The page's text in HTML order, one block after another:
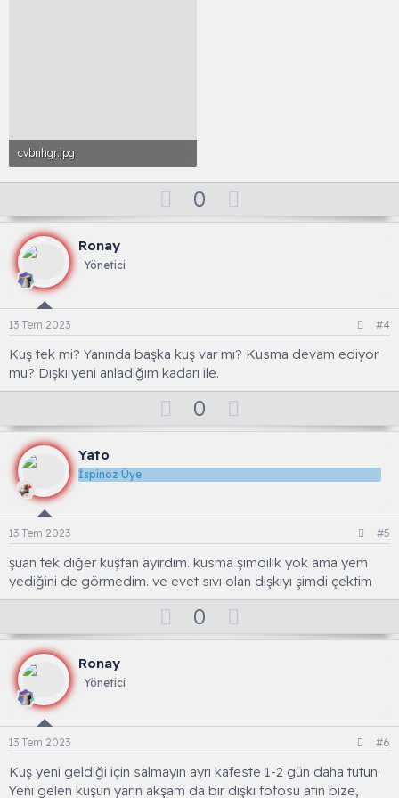
cvbnhgr.jpg
571 KB · Görüntüleme: 31
O
y
0
o
o
e
Ronay
Yönetici
13 Tem 2023 #4
Kuş tek mi? Yanında başka kuş var mı? Kusma devam ediyor
mu? Dışkı yeni anladığım kadarı ile.
O
y
a
0
o
n
o
e
Yato
İspinoz Üye
13 Tem 2023 #5
şuan tek diğer kuştan ayırdım. kusma şimdilik yok ama yem
yediğini de görmedim. ve evet sıvı olan dışkıyı şimdi çektim
O
y
0
o
o
e
Ronay
Yönetici
13 Tem 2023 #6
Kuş yeni geldiği için salmayın ayrı kafeste 1-2 gün daha tutun.
Yeni gelen kuşun yarın akşam da bir dışkı fotosu atın bize,